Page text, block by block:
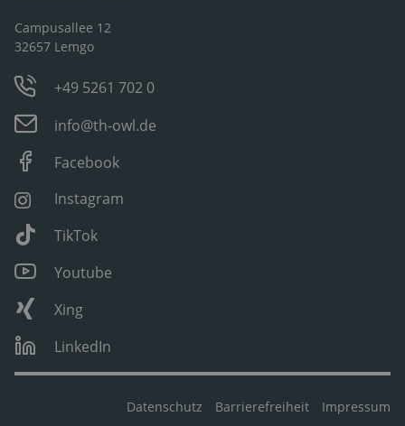
Campusallee 12
32657 Lemgo
+49 5261 702 0
info@th-owl.de
Facebook
Instagram
TikTok
Youtube
Xing
LinkedIn
Datenschutz Barrierefreiheit Impressum